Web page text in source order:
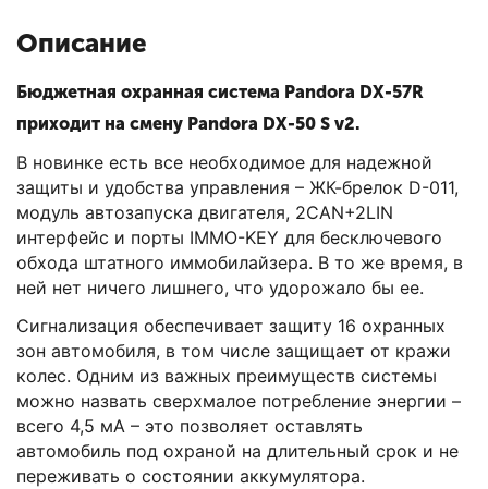
Описание
Бюджетная охранная система Pandora DX-57R
приходит на смену Pandora DX-50 S v2.
В новинке есть все необходимое для надежной
защиты и удобства управления – ЖК-брелок D-011,
модуль автозапуска двигателя, 2CAN+2LIN
интерфейс и порты IMMO-KEY для бесключевого
обхода штатного иммобилайзера. В то же время, в
ней нет ничего лишнего, что удорожало бы ее.
Сигнализация обеспечивает защиту 16 охранных
зон автомобиля, в том числе защищает от кражи
колес. Одним из важных преимуществ системы
можно назвать сверхмалое потребление энергии –
всего 4,5 мА – это позволяет оставлять
автомобиль под охраной на длительный срок и не
переживать о состоянии аккумулятора.